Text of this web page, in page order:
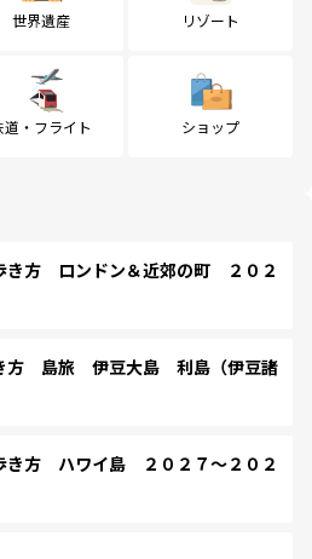
世界遺産 リゾート
道・フライト ショップ
き方 ロンドン＆近郊の町 ２０２
方 島旅 伊豆大島 利島（伊豆諸
き方 ハワイ島 ２０２７～２０２